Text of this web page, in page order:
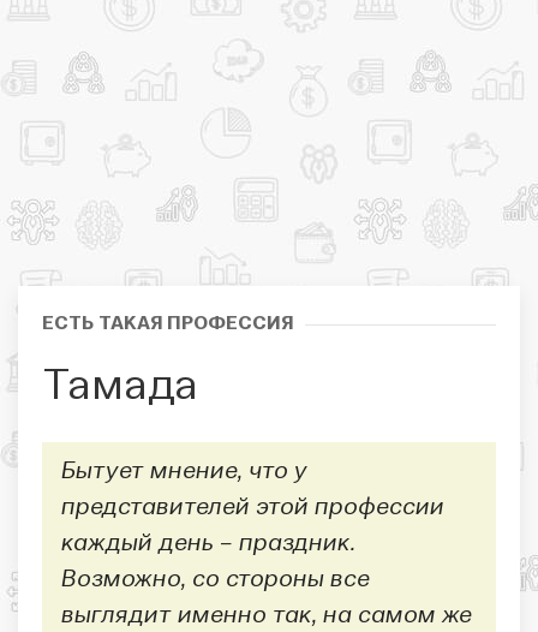
ЕСТЬ ТАКАЯ ПРОФЕССИЯ
Тамада
Бытует мнение, что у
представителей этой профессии
каждый день – праздник.
Возможно, со стороны все
выглядит именно так, на самом же